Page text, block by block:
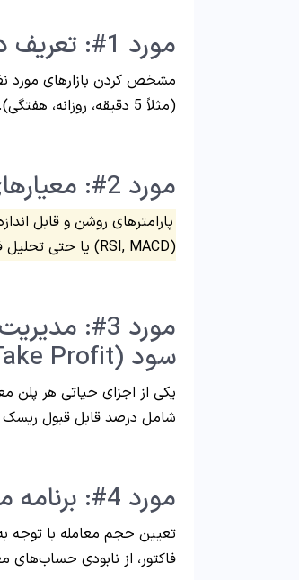
مورد 1#: تعریف دقیق بازار هدف و تایم‌فریم (Timeframe)
مشخص کردن بازارهای مورد
(مثلاً 5 دقیقه، روزانه، هفتگی).
مورد 2#: معیارهای ورود به معامله (Entry Criteria)
(RSI, MACD) یا حتی تحلیل فاندامنتال]، باید در پلن تریدرها تعریف شده باشند!
سود (Take Profit)
یکی از اجزای حیاتی هر پلن
شامل درصد قابل قبول ریسک
مورد 4#: برنامه مدیریت پوزیشن (Position Sizing)
تعیین حجم معامله با توجه
فاکتور، از نابودی حساب‌های